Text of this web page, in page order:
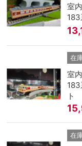
室
在
室
ト
在